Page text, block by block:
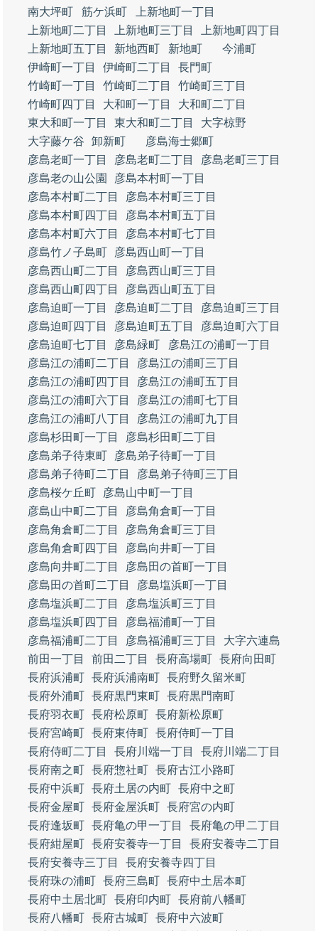
南大坪町
筋ケ浜町
上新地町一丁目
上新地町二丁目
上新地町三丁目
上新地町四丁目
上新地町五丁目
新地西町 新地町
今浦町
伊崎町一丁目
伊崎町二丁目
長門町
竹崎町一丁目
竹崎町二丁目
竹崎町三丁目
竹崎町四丁目
大和町一丁目
大和町二丁目
東大和町一丁目
東大和町二丁目
大字椋野
大字藤ケ谷
卸新町
彦島海士郷町
彦島老町一丁目
彦島老町二丁目
彦島老町三丁目
彦島老の山公園
彦島本村町一丁目
彦島本村町二丁目
彦島本村町三丁目
彦島本村町四丁目
彦島本村町五丁目
彦島本村町六丁目
彦島本村町七丁目
彦島竹ノ子島町
彦島西山町一丁目
彦島西山町二丁目
彦島西山町三丁目
彦島西山町四丁目
彦島西山町五丁目
彦島迫町一丁目
彦島迫町二丁目
彦島迫町三丁目
彦島迫町四丁目
彦島迫町五丁目
彦島迫町六丁目
彦島迫町七丁目
彦島緑町
彦島江の浦町一丁目
彦島江の浦町二丁目
彦島江の浦町三丁目
彦島江の浦町四丁目
彦島江の浦町五丁目
彦島江の浦町六丁目
彦島江の浦町七丁目
彦島江の浦町八丁目
彦島江の浦町九丁目
彦島杉田町一丁目
彦島杉田町二丁目
彦島弟子待東町
彦島弟子待町一丁目
彦島弟子待町二丁目
彦島弟子待町三丁目
彦島桜ケ丘町
彦島山中町一丁目
彦島山中町二丁目
彦島角倉町一丁目
彦島角倉町二丁目
彦島角倉町三丁目
彦島角倉町四丁目
彦島向井町一丁目
彦島向井町二丁目
彦島田の首町一丁目
彦島田の首町二丁目
彦島塩浜町一丁目
彦島塩浜町二丁目
彦島塩浜町三丁目
彦島塩浜町四丁目
彦島福浦町一丁目
彦島福浦町二丁目
彦島福浦町三丁目
大字六連島
前田一丁目
前田二丁目 長府高場町 長府向田町
長府浜浦町 長府浜浦南町 長府野久留米町
長府外浦町 長府黒門東町 長府黒門南町
長府羽衣町 長府松原町 長府新松原町
長府宮崎町 長府東侍町 長府侍町一丁目
長府侍町二丁目
長府川端一丁目
長府川端二丁目
長府南之町 長府惣社町 長府古江小路町
長府中浜町 長府土居の内町 長府中之町
長府金屋町 長府金屋浜町 長府宮の内町
長府逢坂町 長府亀の甲一丁目
長府亀の甲二丁目
長府紺屋町 長府安養寺一丁目
長府安養寺二丁目
長府安養寺三丁目
長府安養寺四丁目
長府珠の浦町 長府三島町 長府中土居本町
長府中土居北町 長府印内町 長府前八幡町
長府八幡町 長府古城町 長府中六波町